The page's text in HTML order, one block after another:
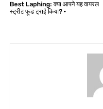
Best Laphing: क्या आपने यह वायरल
स्ट्रीट फूड ट्राई किया? •